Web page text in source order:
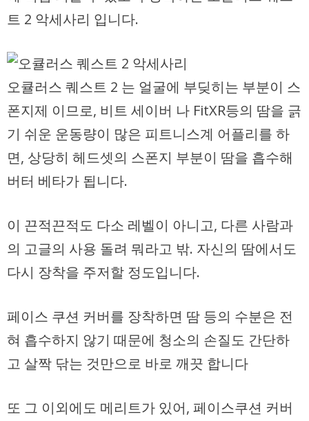
트 2 악세사리 입니다.
오큘러스 퀘스트 2 는 얼굴에 부딪히는 부분이 스
폰지제 이므로, 비트 세이버 나 FitXR등의 땀을 긁
기 쉬운 운동량이 많은 피트니스계 어플리를 하
면, 상당히 헤드셋의 스폰지 부분이 땀을 흡수해
버터 베타가 됩니다.
이 끈적끈적도 다소 레벨이 아니고, 다른 사람과
의 고글의 사용 돌려 뭐라고 밖. 자신의 땀에서도
다시 장착을 주저할 정도입니다.
페이스 쿠션 커버를 장착하면 땀 등의 수분은 전
혀 흡수하지 않기 때문에 청소의 손질도 간단하
고 살짝 닦는 것만으로 바로 깨끗 합니다
또 그 이외에도 메리트가 있어, 페이스쿠션 커버